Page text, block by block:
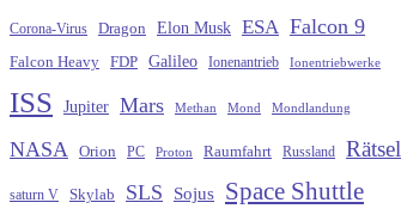
Corona-Virus Dragon Elon Musk ESA Falcon 9
Falcon Heavy FDP Galileo Ionenantrieb Ionentriebwerke
ISS Jupiter Mars Methan Mond Mondlandung
NASA Orion PC Proton Raumfahrt Russland Rätsel
saturn V Skylab SLS Sojus Space Shuttle